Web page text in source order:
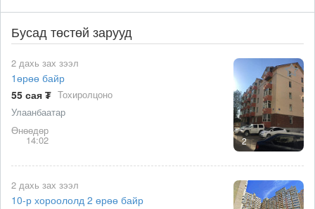
Бусад төстөй зарууд
2
2 дахь зах зээл
1өрөө байр
55 сая ₮ Тохиролцоно
Улаанбаатар
Өнөөдөр
14:02
2 дахь зах зээл
10-р хороололд 2 өрөө байр